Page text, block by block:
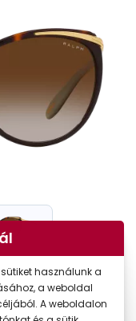
használunk a
a weboldal
A weboldalon